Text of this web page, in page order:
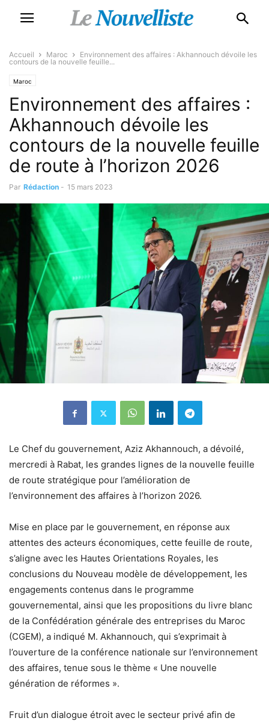
Accueil Maroc
Environnement des affaires : Akhannouch dévoile les
contours de la nouvelle feuille...
Maroc
Environnement des affaires :
Akhannouch dévoile les
contours de la nouvelle feuille
de route à l’horizon 2026
Par Rédaction - 15 mars 2023
Le Chef du gouvernement, Aziz Akhannouch, a dévoilé,
mercredi à Rabat, les grandes lignes de la nouvelle feuille
de route stratégique pour l’amélioration de
l’environnement des affaires à l’horizon 2026.
Mise en place par le gouvernement, en réponse aux
attentes des acteurs économiques, cette feuille de route,
s’aligne avec les Hautes Orientations Royales, les
conclusions du Nouveau modèle de développement, les
engagements contenus dans le programme
gouvernemental, ainsi que les propositions du livre blanc
de la Confédération générale des entreprises du Maroc
(CGEM), a indiqué M. Akhannouch, qui s’exprimait à
l’ouverture de la conférence nationale sur l’environnement
des affaires, tenue sous le thème « Une nouvelle
génération de réformes ».
Fruit d’un dialogue étroit avec le secteur privé afin de